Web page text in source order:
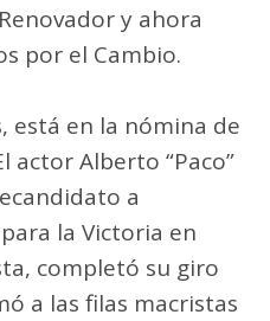
y ahora
por el Cambio.
está en la nómina de
actor Alberto “Paco”
a
la Victoria en
completó su giro
a las filas macristas